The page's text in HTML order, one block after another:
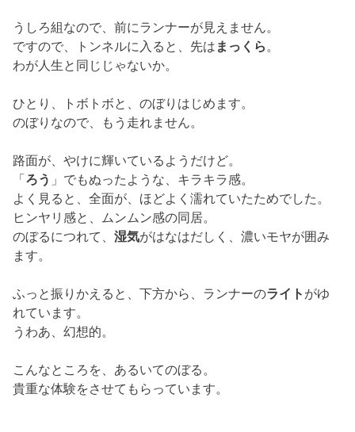
うしろ組なので、前にランナーが見えません。
ですので、トンネルに入ると、先は まっくら 。
わが人生と同じじゃないか。
ひとり、トボトボと、のぼりはじめます。
のぼりなので、もう走れません。
路面が、やけに輝いているようだけど。
「ろう 」でもぬったような、キラキラ感。
よく見ると、全面が、ほどよく濡れていたためでした。
ヒンヤリ感と、ムンムン感の同居。
のぼるにつれて、湿気がはなはだしく、濃いモヤが囲み
ます。
ふっと振りかえると、下方から、ランナーのライト がゆ
れています。
うわあ、幻想的。
こんなところを、あるいてのぼる。
貴重な体験をさせてもらっています。